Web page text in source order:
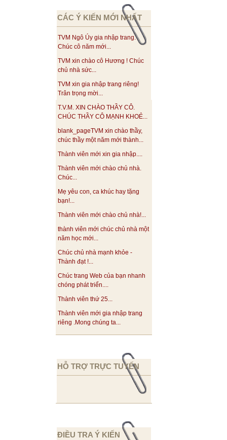
CÁC Ý KIẾN MỚI NHẤT
TVM Ngô Úy gia nhập trang.
Chúc cô năm mới...
TVM xin chào cô Hương ! Chúc
chủ nhà sức...
TVM xin gia nhập trang riêng!
Trân trọng mời...
T.V.M. XIN CHÀO THẦY CÔ.
CHÚC THẦY CÔ MẠNH KHOẺ...
blank_pageTVM xin chào thầy,
chúc thầy một năm mới thành...
Thành viên mới xin gia nhập....
Thành viên mới chào chủ nhà.
Chúc...
Mẹ yêu con, ca khúc hay tặng
bạn!...
Thành viên mới chào chủ nhà!...
thành viên mới chúc chủ nhà một
năm học mới...
Chúc chủ nhà mạnh khỏe -
Thành đạt !...
Chúc trang Web của bạn nhanh
chóng phát triển....
Thành viên thứ 25...
Thành viên mới gia nhập trang
riêng .Mong chúng ta...
HỖ TRỢ TRỰC TUYẾN
ĐIỀU TRA Ý KIẾN